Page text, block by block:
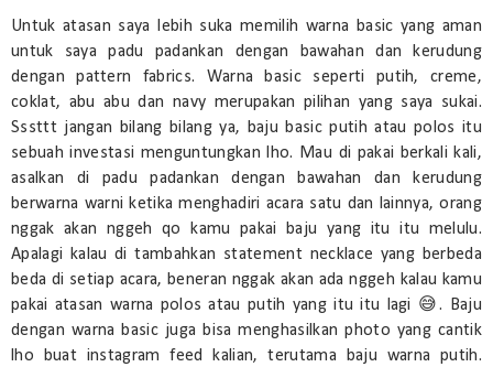
Untuk atasan saya lebih suka memilih warna basic yang aman
untuk saya padu padankan dengan bawahan dan kerudung
dengan pattern fabrics. Warna basic seperti putih, creme,
coklat, abu abu dan navy merupakan pilihan yang saya sukai.
Sssttt jangan bilang bilang ya, baju basic putih atau polos itu
sebuah investasi menguntungkan lho. Mau di pakai berkali kali,
asalkan di padu padankan dengan bawahan dan kerudung
berwarna warni ketika menghadiri acara satu dan lainnya, orang
nggak akan nggeh qo kamu pakai baju yang itu itu melulu.
Apalagi kalau di tambahkan statement necklace yang berbeda
beda di setiap acara, beneran nggak akan ada nggeh kalau kamu
pakai atasan warna polos atau putih yang itu itu lagi 😅. Baju
dengan warna basic juga bisa menghasilkan photo yang cantik
lho buat instagram feed kalian, terutama baju warna putih.